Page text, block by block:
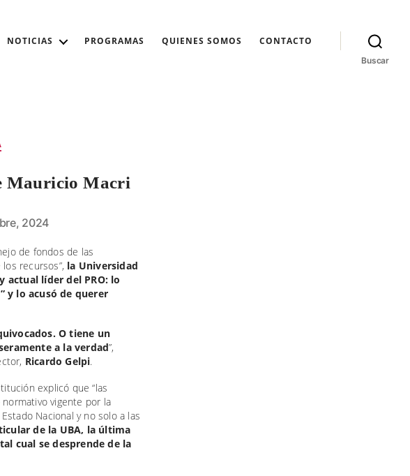
NOTICIAS PROGRAMAS QUIENES SOMOS CONTACTO
Buscar
Mauricio Macri
2024
de fondos de las
recursos”, la Universidad
actual líder del PRO: lo
y lo acusó de querer
O tiene un
a la verdad”,
Ricardo Gelpi.
explicó que “las
vigente por la
Nacional y no solo a las
de la UBA, la última
cual se desprende de la